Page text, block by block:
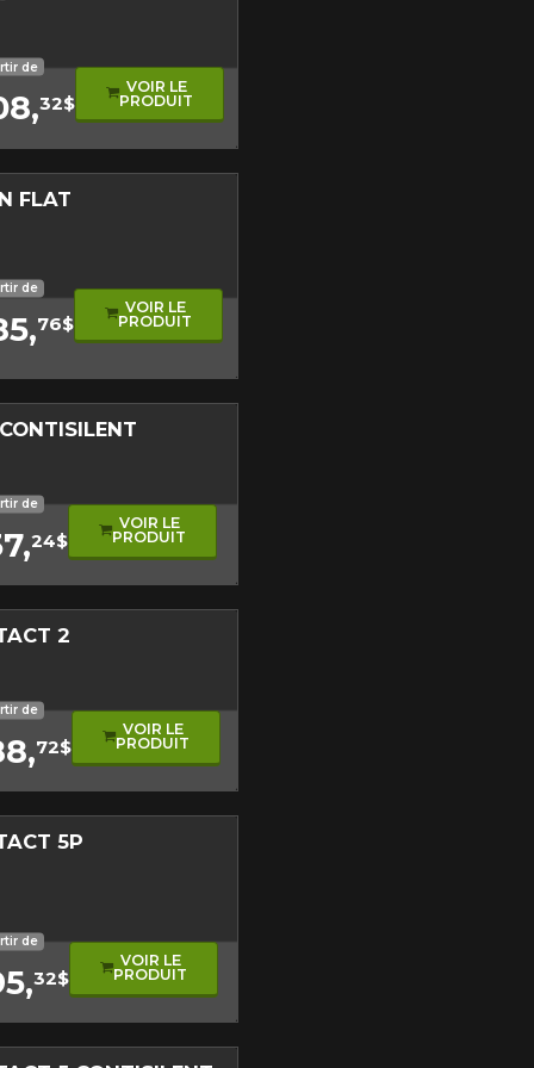
asymétrique
de
32$
VOIR LE
PRODUIT
FLAT
de
76$
VOIR LE
PRODUIT
roulement asymétrique
de
24$
VOIR LE
PRODUIT
2
asymétrique
de
72$
VOIR LE
PRODUIT
5P
asymétrique
de
32$
VOIR LE
PRODUIT
disponible en ligne
pas à contacter notre
de l'information sur votre